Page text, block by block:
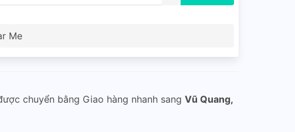
Me
chuyển bằng Giao hàng nhanh sang Vũ Quang,